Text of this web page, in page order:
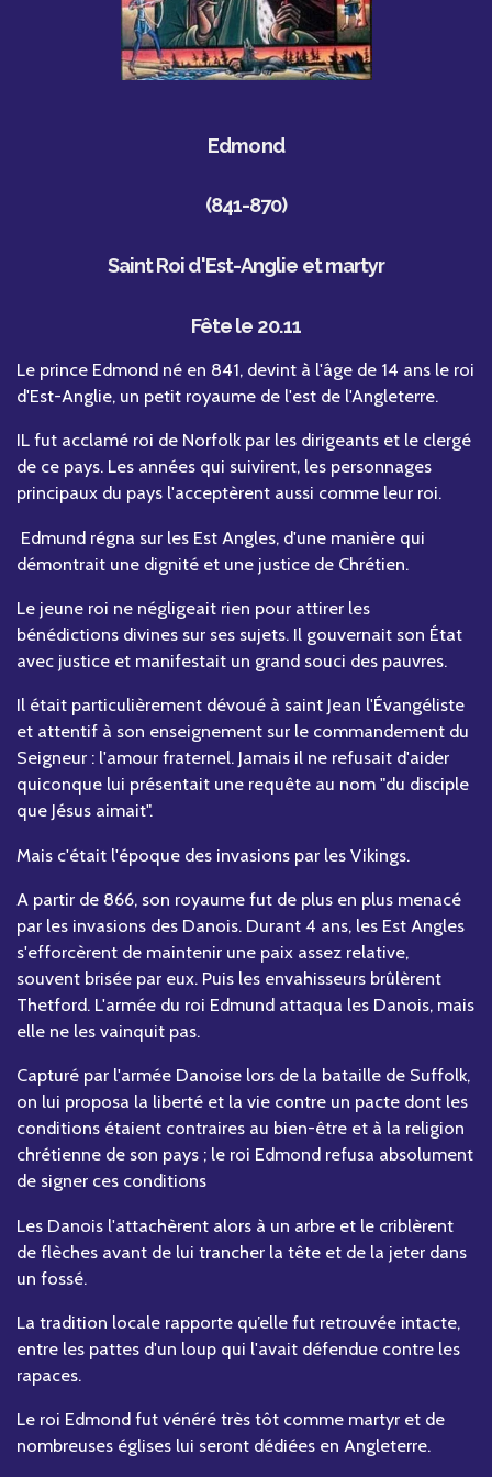
Edmond
(841-870)
Saint Roi d'Est-Anglie et martyr
Fête le 20.11
Le prince Edmond né en 841, devint à l'âge de 14 ans le roi
d'Est-Anglie, un petit royaume de l'est de l'Angleterre.
IL fut acclamé roi de Norfolk par les dirigeants et le clergé
de ce pays. Les années qui suivirent, les personnages
principaux du pays l'acceptèrent aussi comme leur roi.
Edmund régna sur les Est Angles, d'une manière qui
démontrait une dignité et une justice de Chrétien.
Le jeune roi ne négligeait rien pour attirer les
bénédictions divines sur ses sujets. Il gouvernait son État
avec justice et manifestait un grand souci des pauvres.
Il était particulièrement dévoué à saint Jean l'Évangéliste
et attentif à son enseignement sur le commandement du
Seigneur : l'amour fraternel. Jamais il ne refusait d'aider
quiconque lui présentait une requête au nom "du disciple
que Jésus aimait".
Mais c'était l'époque des invasions par les Vikings.
A partir de 866, son royaume fut de plus en plus menacé
par les invasions des Danois. Durant 4 ans, les Est Angles
s'efforcèrent de maintenir une paix assez relative,
souvent brisée par eux. Puis les envahisseurs brûlèrent
Thetford. L'armée du roi Edmund attaqua les Danois, mais
elle ne les vainquit pas.
Capturé par l'armée Danoise lors de la bataille de Suffolk,
on lui proposa la liberté et la vie contre un pacte dont les
conditions étaient contraires au bien-être et à la religion
chrétienne de son pays ; le roi Edmond refusa absolument
de signer ces conditions
Les Danois l'attachèrent alors à un arbre et le criblèrent
de flèches avant de lui trancher la tête et de la jeter dans
un fossé.
La tradition locale rapporte qu’elle fut retrouvée intacte,
entre les pattes d'un loup qui l'avait défendue contre les
rapaces.
Le roi Edmond fut vénéré très tôt comme martyr et de
nombreuses églises lui seront dédiées en Angleterre.